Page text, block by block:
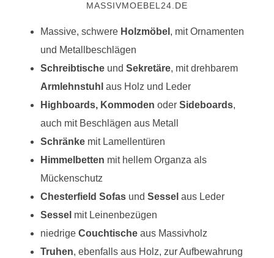
MASSIVMOEBEL24.DE
Massive, schwere Holzmöbel , mit Ornamenten
und Metallbeschlägen
Schreibtische undSekretäre, mit drehbarem
Armlehnstuhl aus Holz und Leder
Highboards, Kommoden oderSideboards,
auch mit Beschlägen aus Metall
Schränke mit Lamellentüren
Himmelbetten mit hellem Organza als
Mückenschutz
Chesterfield Sofas undSessel aus Leder
Sessel mit Leinenbezügen
niedrigeCouchtische aus Massivholz
Truhen, ebenfalls aus Holz, zur Aufbewahrung